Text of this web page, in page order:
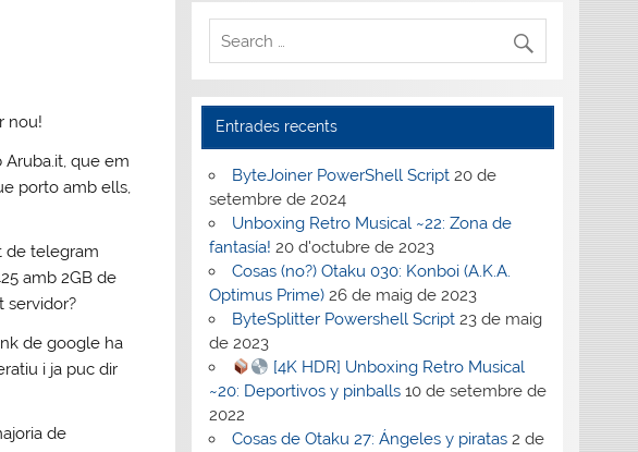
nou!
Aruba.it, que em
porto amb ells,
de telegram
amb 2GB de
servidor?
de google ha
i ja puc dir
de
Entrades recents
ByteJoiner PowerShell Script 20 de
setembre de 2024
Unboxing Retro Musical ~22: Zona de
fantasía! 20 d'octubre de 2023
Cosas (no?) Otaku 030: Konboi (A.K.A.
Optimus Prime) 26 de maig de 2023
ByteSplitter Powershell Script 23 de maig
de 2023
[4K HDR] Unboxing Retro Musical
~20: Deportivos y pinballs 10 de setembre de
2022
Cosas de Otaku 27: Ángeles y piratas 2 de